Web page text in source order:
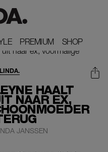
PREMIUM
PREMIUM SHOP
SHOP
HAALT
NAAR EX,
LINDA.
JANSSEN